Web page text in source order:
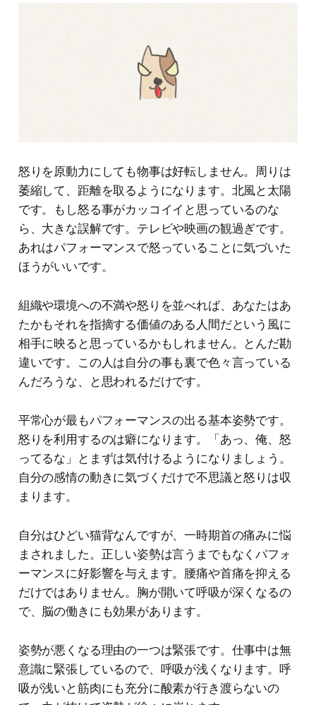
怒りを原動力にしても物事は好転しません。周りは
萎縮して、距離を取るようになります。北風と太陽
です。もし怒る事がカッコイイと思っているのな
ら、大きな誤解です。テレビや映画の観過ぎです。
あれはパフォーマンスで怒っていることに気づいた
ほうがいいです。
組織や環境への不満や怒りを並べれば、あなたはあ
たかもそれを指摘する価値のある人間だという風に
相手に映ると思っているかもしれません。とんだ勘
違いです。この人は自分の事も裏で色々言っている
んだろうな、と思われるだけです。
平常心が最もパフォーマンスの出る基本姿勢です。
怒りを利用するのは癖になります。「あっ、俺、怒
ってるな」とまずは気付けるようになりましょう。
自分の感情の動きに気づくだけで不思議と怒りは収
まります。
自分はひどい猫背なんですが、一時期首の痛みに悩
まされました。正しい姿勢は言うまでもなくパフォ
ーマンスに好影響を与えます。腰痛や首痛を抑える
だけではありません。胸が開いて呼吸が深くなるの
で、脳の働きにも効果があります。
姿勢が悪くなる理由の一つは緊張です。仕事中は無
意識に緊張しているので、呼吸が浅くなります。呼
吸が浅いと筋肉にも充分に酸素が行き渡らないの